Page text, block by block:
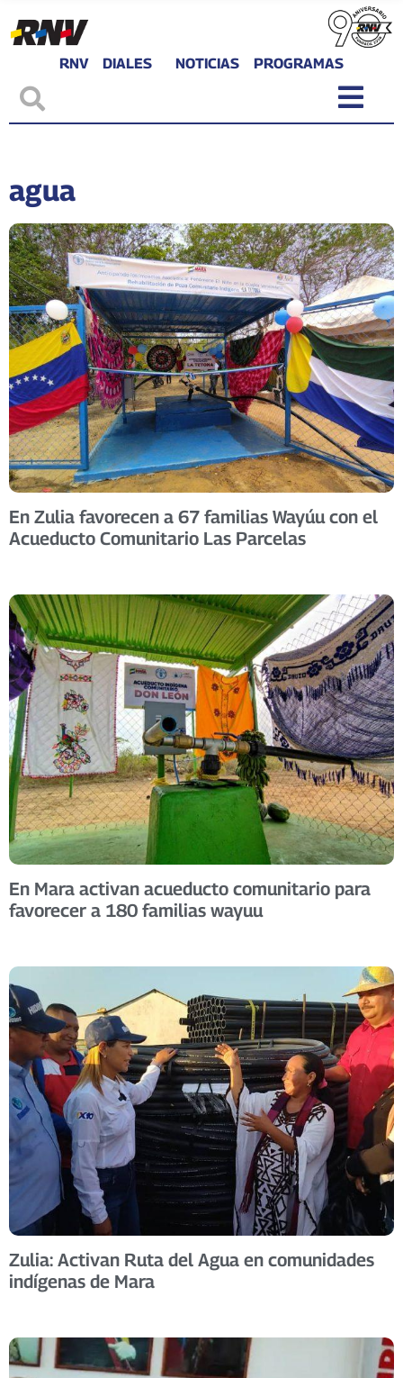
RNV DIALES NOTICIAS PROGRAMAS
agua
En Zulia favorecen a 67 familias Wayúu con el
Acueducto Comunitario Las Parcelas
En Mara activan acueducto comunitario para
favorecer a 180 familias wayuu
Zulia: Activan Ruta del Agua en comunidades
indígenas de Mara